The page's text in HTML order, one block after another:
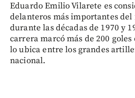
Eduardo Emilio Vilarete es
delanteros más importantes
durante las décadas de 1970 y
carrera marcó más de 200
lo ubica entre los grandes
nacional.